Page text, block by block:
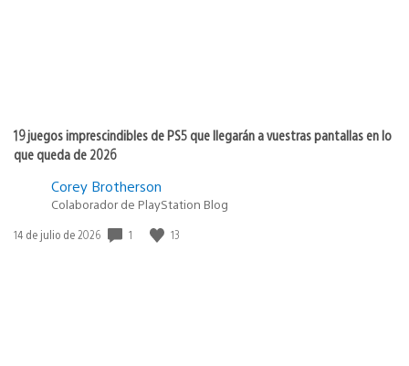
19 juegos imprescindibles de PS5 que llegarán a vuestras pantallas en lo
que queda de 2026
Corey Brotherson
Colaborador de PlayStation Blog
Fecha
14 de julio de 2026 1 13